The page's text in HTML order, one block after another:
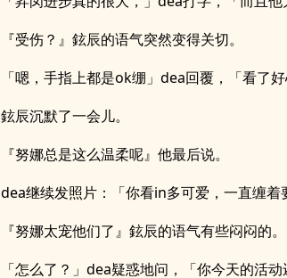
『受伤？』鉉辰的语气突然变得关切。
「嗯，手指上都是ok绷」dea回覆，「看了好
鉉辰沉默了一会儿。
『努娜总是这么温柔呢』他最后说。
dea继续发照片：「你看in多可爱，一直缠着
『努娜太宠他们了』鉉辰的语气有些闷闷的。
「怎么了？」dea疑惑地问，「你今天的活动